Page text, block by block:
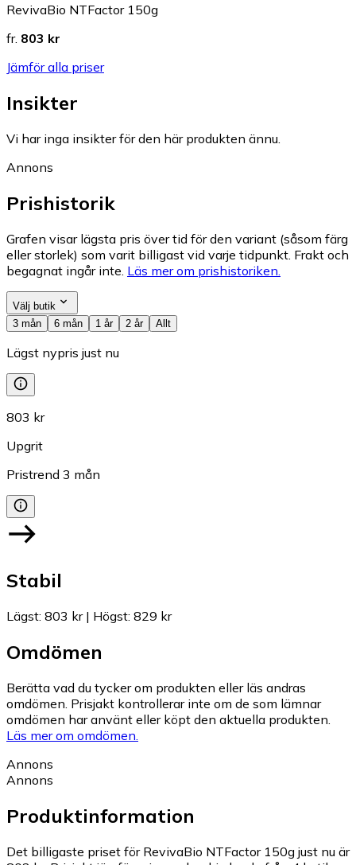
RevivaBio NTFactor 150g
fr. 803 kr
Jämför alla priser
Insikter
Vi har inga insikter för den här produkten ännu.
Annons
Prishistorik
Grafen visar lägsta pris över tid för den variant (såsom färg
eller storlek) som varit billigast vid varje tidpunkt. Frakt och
begagnat ingår inte. Läs mer om prishistoriken.
Välj butik
3 mån
6 mån 1 år 2 år Allt
Lägst nypris just nu
803 kr
Upgrit
Pristrend 3 mån
Stabil
Lägst: 803 kr| Högst: 829 kr
Omdömen
Berätta vad du tycker om produkten eller läs andras
omdömen. Prisjakt kontrollerar inte om de som lämnar
omdömen har använt eller köpt den aktuella produkten.
Läs mer om omdömen.
Annons
Annons
Produktinformation
Det billigaste priset för RevivaBio NTFactor 150g just nu är